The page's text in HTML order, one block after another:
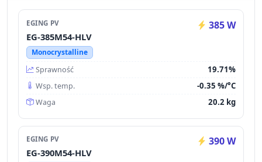
EGING PV 385 W
EG-385M54-HLV
Monocrystalline
Sprawność
19.71%
Wsp. temp. -0.35 %/°C
Waga 20.2 kg
EGING PV 390 W
EG-390M54-HLV